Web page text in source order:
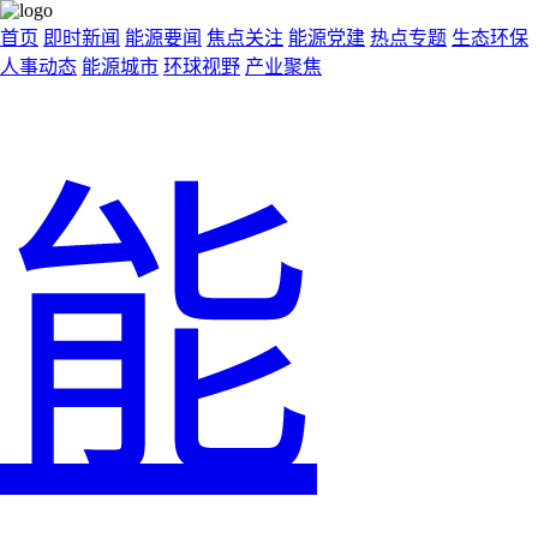
首页 即时新闻 能源要闻 焦点关注 能源党建 热点专题 生态环保
人事动态 能源城市 环球视野 产业聚焦
能